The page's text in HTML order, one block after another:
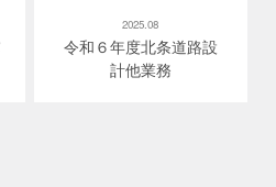
2025.08
令和６年度北条道路設
計他業務